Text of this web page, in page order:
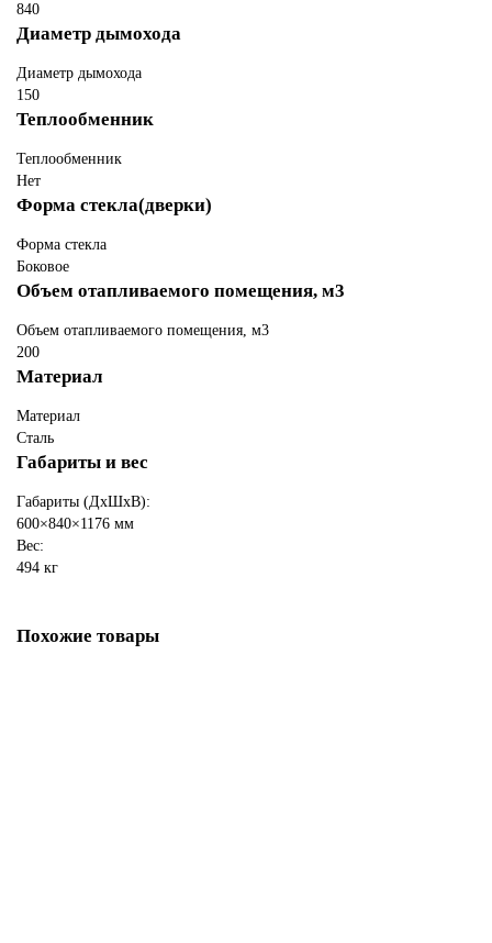
840
Диаметр дымохода
Диаметр дымохода
150
Теплообменник
Теплообменник
Нет
Форма стекла(дверки)
Форма стекла
Боковое
Объем отапливаемого помещения, м3
Объем отапливаемого помещения, м3
200
Материал
Материал
Сталь
Габариты и вес
Габариты (ДхШхВ):
600×840×1176 мм
Вес:
494 кг
Похожие товары